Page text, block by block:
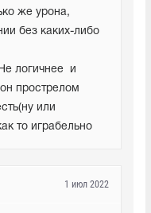
же урона,
без каких-либо
логичнее  и
прострелом
или
то играбельно
1 июл 2022